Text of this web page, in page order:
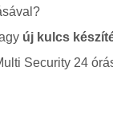
új kulcs
Security 24